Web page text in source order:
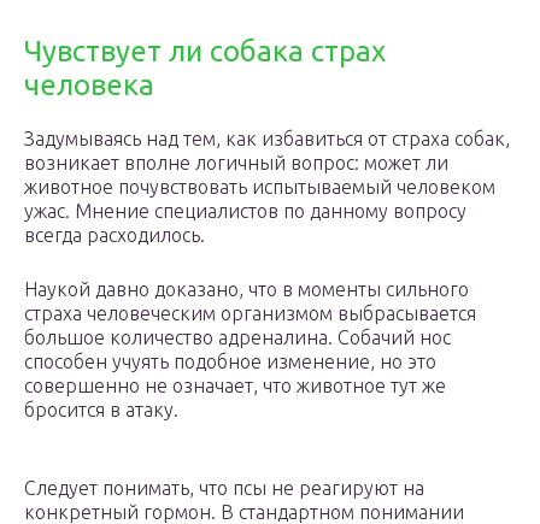
Чувствует ли собака страх
человека
Задумываясь над тем, как избавиться от страха собак,
возникает вполне логичный вопрос: может ли
животное почувствовать испытываемый человеком
ужас. Мнение специалистов по данному вопросу
всегда расходилось.
Наукой давно доказано, что в моменты сильного
страха человеческим организмом выбрасывается
большое количество адреналина. Собачий нос
способен учуять подобное изменение, но это
совершенно не означает, что животное тут же
бросится в атаку.
Следует понимать, что псы не реагируют на
конкретный гормон. В стандартном понимании